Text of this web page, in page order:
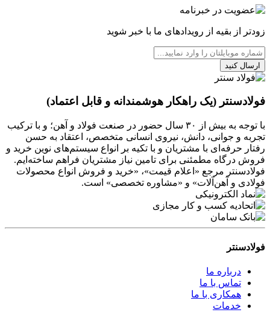
زودتر از بقیه از رویدادهای ما با خبر شوید
ارسال کنید
فولادسنتر (یک راهکار هوشمندانه و قابل اعتماد)
با توجه به بیش از ۳۰ سال حضور در صنعت فولاد و آهن؛ و با ترکیب
تجربه و جوانی، دانش، نیروی انسانی متخصص، اعتقاد به حسن
رفتار حرفه‌ای با مشتریان و با تکیه بر انواع سیستم‌های نوین خرید و
فروش درگاه مطمئنی برای تامین نیاز مشتریان فراهم ساخته‌ایم.
فولادسنتر مرجع «اعلام قیمت»، «خرید و فروش انواع محصولات
فولادی و آهن‌آلات» و «مشاوره تخصصی» است.
فولادسنتر
درباره ما
تماس با ما
همکاری با ما
خدمات